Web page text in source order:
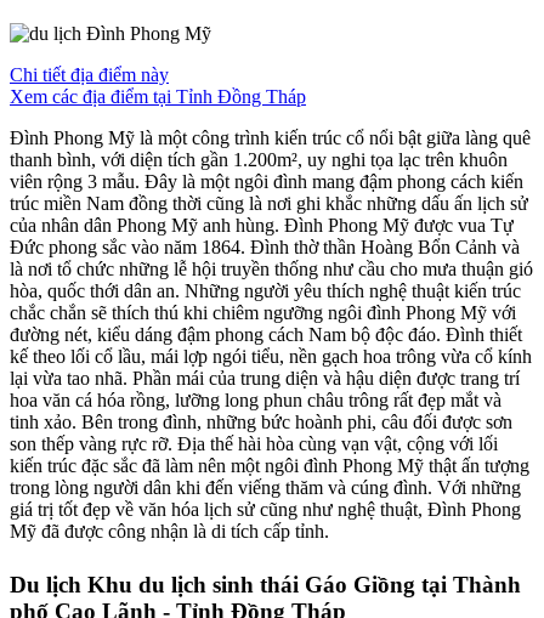
Chi tiết địa điểm này
Xem các địa điểm tại Tỉnh Đồng Tháp
Đình Phong Mỹ là một công trình kiến trúc cổ nổi bật giữa làng quê
thanh bình, với diện tích gần 1.200m², uy nghi tọa lạc trên khuôn
viên rộng 3 mẫu. Đây là một ngôi đình mang đậm phong cách kiến
trúc miền Nam đồng thời cũng là nơi ghi khắc những dấu ấn lịch sử
của nhân dân Phong Mỹ anh hùng. Đình Phong Mỹ được vua Tự
Đức phong sắc vào năm 1864. Đình thờ thần Hoàng Bổn Cảnh và
là nơi tổ chức những lễ hội truyền thống như cầu cho mưa thuận gió
hòa, quốc thới dân an. Những người yêu thích nghệ thuật kiến trúc
chắc chắn sẽ thích thú khi chiêm ngưỡng ngôi đình Phong Mỹ với
đường nét, kiểu dáng đậm phong cách Nam bộ độc đáo. Đình thiết
kế theo lối cổ lầu, mái lợp ngói tiểu, nền gạch hoa trông vừa cổ kính
lại vừa tao nhã. Phần mái của trung diện và hậu diện được trang trí
hoa văn cá hóa rồng, lưỡng long phun châu trông rất đẹp mắt và
tinh xảo. Bên trong đình, những bức hoành phi, câu đối được sơn
son thếp vàng rực rỡ. Địa thế hài hòa cùng vạn vật, cộng với lối
kiến trúc đặc sắc đã làm nên một ngôi đình Phong Mỹ thật ấn tượng
trong lòng người dân khi đến viếng thăm và cúng đình. Với những
giá trị tốt đẹp về văn hóa lịch sử cũng như nghệ thuật, Đình Phong
Mỹ đã được công nhận là di tích cấp tỉnh.
Du lịch Khu du lịch sinh thái Gáo Giồng tại Thành
phố Cao Lãnh - Tỉnh Đồng Tháp